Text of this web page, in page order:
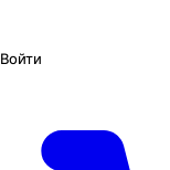
Войти